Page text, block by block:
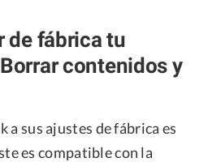
de fábrica tu
contenidos y
a sus ajustes de fábrica es
es compatible con la